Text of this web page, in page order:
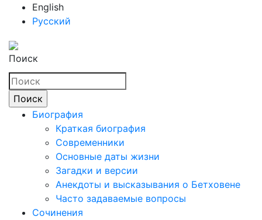
English
Русский
Поиск
Биография
Краткая биография
Современники
Основные даты жизни
Загадки и версии
Анекдоты и высказывания о Бетховене
Часто задаваемые вопросы
Сочинения